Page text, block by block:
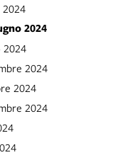
2024
2024
2024
2024
2024
2024